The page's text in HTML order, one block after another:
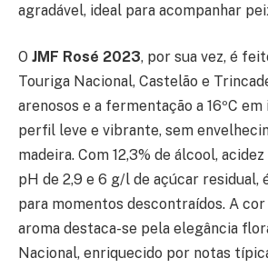
agradável, ideal para acompanhar
O JMF Rosé 2023, por sua vez, é
Touriga Nacional, Castelão e
arenosos e a fermentação a 16ºC
perfil leve e vibrante, sem
madeira. Com 12,3% de álcool,
pH de 2,9 e 6 g/l de açúcar residual,
para momentos descontraídos. A cor
aroma destaca-se pela elegância
Nacional, enriquecido por notas